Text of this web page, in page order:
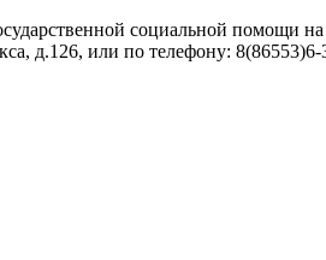
социальной помощи
д.126, или по телефону: 8(86553)6-